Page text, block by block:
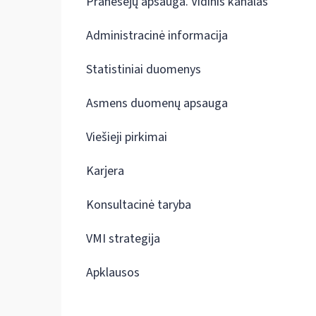
Administracinė informacija
Statistiniai duomenys
Asmens duomenų apsauga
Viešieji pirkimai
Karjera
Konsultacinė taryba
VMI strategija
Apklausos